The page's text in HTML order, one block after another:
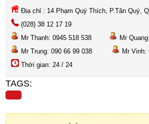
Địa chỉ : 14 Phạm Quý Thích, P.Tân Quý,
(028) 38 12 17 19
Mr Thanh: 0945 518 538
Mr
Mr Trung: 090 66 99 038
Mr Vinh:
Thời gian: 24 / 24
TAGS: